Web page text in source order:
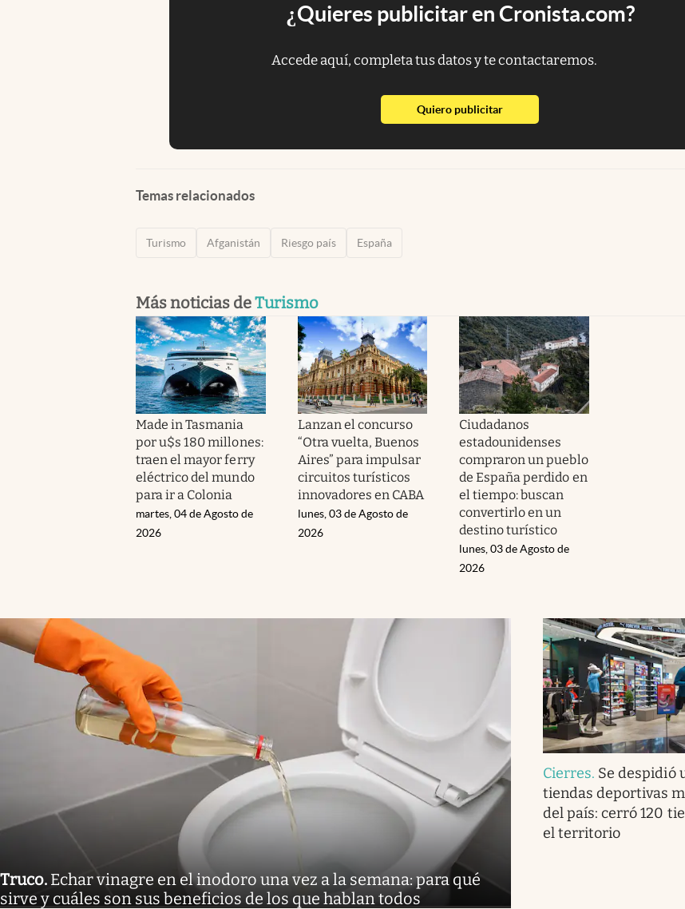
¿Quieres publicitar en Cronista.com?
Accede aquí, completa tus datos y te contactaremos.
Quiero publicitarabre en nueva pestaña
Temas relacionados
Turismo Afganistán Riesgo país España
Más noticias deTurismo
Made in Tasmania
por u$s 180 millones:
traen el mayor ferry
eléctrico del mundo
para ir a Colonia
martes, 04 de Agosto de
2026
Lanzan el concurso
“Otra vuelta, Buenos
Aires” para impulsar
circuitos turísticos
innovadores en CABA
lunes, 03 de Agosto de
2026
Ciudadanos
estadounidenses
compraron un pueblo
de España perdido en
el tiempo: buscan
convertirlo en un
destino turístico
lunes, 03 de Agosto de
2026
Truco. Echar vinagre en el inodoro una vez a la semana: para qué
sirve y cuáles son sus beneficios de los que hablan todos
Cierres. Se despidió
tiendas deportivas
del país: cerró 120
el territorio